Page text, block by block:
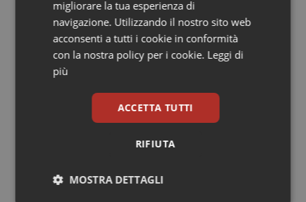
Salute orale & impianti
Sangue & coagulazione
Tumore al seno
Settimana della Scienza dello
Spallanzani: capire la ricerca per
comprendere il presente
Regione Lombardia scrive al ministro
Schillaci: “Gli attuali indicatori non
fotografano la qualità reale del Ssn”
punto della Conferenza delle Regioni
migliorare la tua esperienza di
navigazione. Utilizzando il nostro sito web
acconsenti a tutti i cookie in conformità
con la nostra policy per i cookie. Leggi di
più
ACCETTA TUTTI
RIFIUTA
MOSTRA DETTAGLI